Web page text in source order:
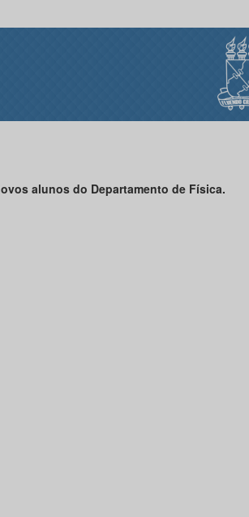
alunos do Departamento de Física.